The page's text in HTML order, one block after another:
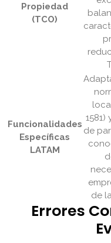
Propiedad
(TCO)
Funcionalidades
Específicas
LATAM
1581)
de
de
Errores